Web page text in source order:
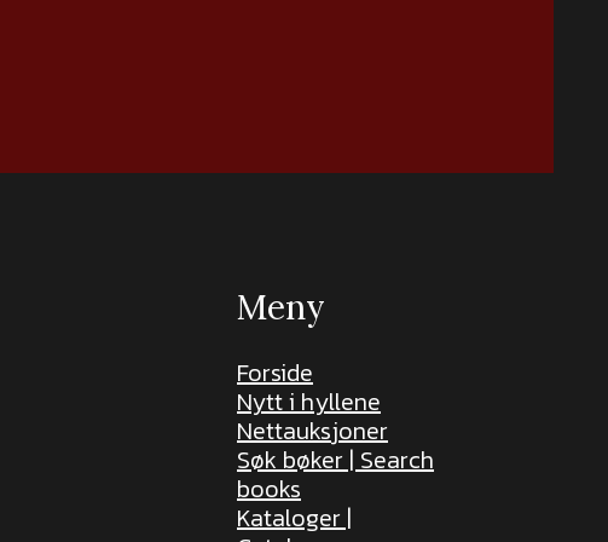
Meny
Forside
Nytt i hyllene
Nettauksjoner
Søk bøker | Search
books
Kataloger |